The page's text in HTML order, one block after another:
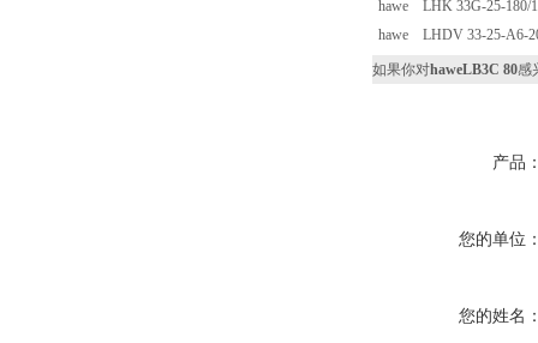
hawe LHK 33G-25-180/
hawe LHDV 33-25-A6-
如果你对haweLB3C 80感
产品
您的单位
您的姓名